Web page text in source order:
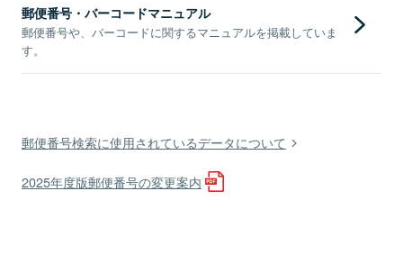
郵便番号・バーコードマニュアル
郵便番号や、バーコードに関するマニュアルを掲載していま
す。
郵便番号検索に使用されているデータについて
2025年度版郵便番号の変更案内